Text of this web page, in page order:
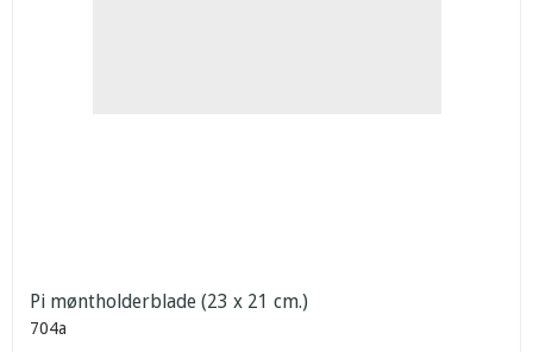
Pi møntholderblade (23 x 21 cm.)
704a